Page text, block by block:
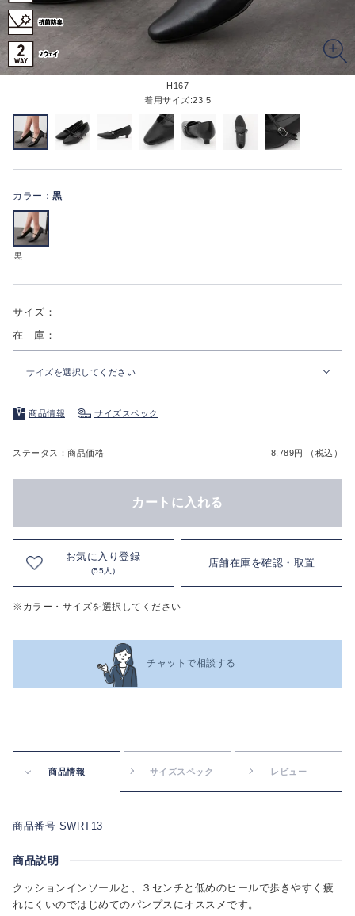
H167
着用サイズ:23.5
カラー： 黒
黒
サイズ：
在 庫：
サイズを選択してください
商品情報 サイズスペック
ステータス：商品価格 8,789円 （税込）
カートに入れる
お気に入り登録
(55人)
店舗在庫を確認・取置
※カラー・サイズを選択してください
チャットで相談する
商品情報 サイズスペック レビュー
商品番号 SWRT13
商品説明
クッションインソールと、３センチと低めのヒールで歩きやすく疲
れにくいのではじめてのパンプスにオススメです。